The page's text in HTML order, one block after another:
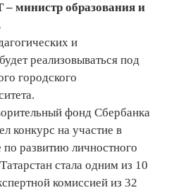
министр образования и
и
реализовываться под
городского
фонд Сбербанка
конкурс на участие в
развитию личностного
стала одним из 10
комиссией из 32